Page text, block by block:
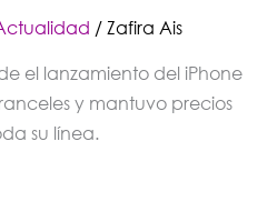
/ Zafira Ais
el lanzamiento del iPhone
y mantuvo precios
su línea.